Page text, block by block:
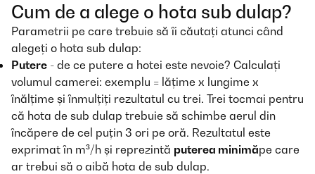
Cum de a alege o hota sub dulap?
Parametrii pe care trebuie să îi căutați atunci când
alegeți o hota sub dulap:
Putere - de ce putere a hotei este nevoie? Calculați
volumul camerei: exemplu = lățime x lungime x
înălțime și înmulțiți rezultatul cu trei. Trei tocmai pentru
că hota de sub dulap trebuie să schimbe aerul din
încăpere de cel puțin 3 ori pe oră. Rezultatul este
exprimat în m³/h și reprezintă puterea minimăpe care
ar trebui să o aibă hota de sub dulap.